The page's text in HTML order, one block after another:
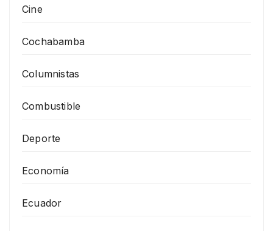
Cine
Cochabamba
Columnistas
Combustible
Deporte
Economía
Ecuador